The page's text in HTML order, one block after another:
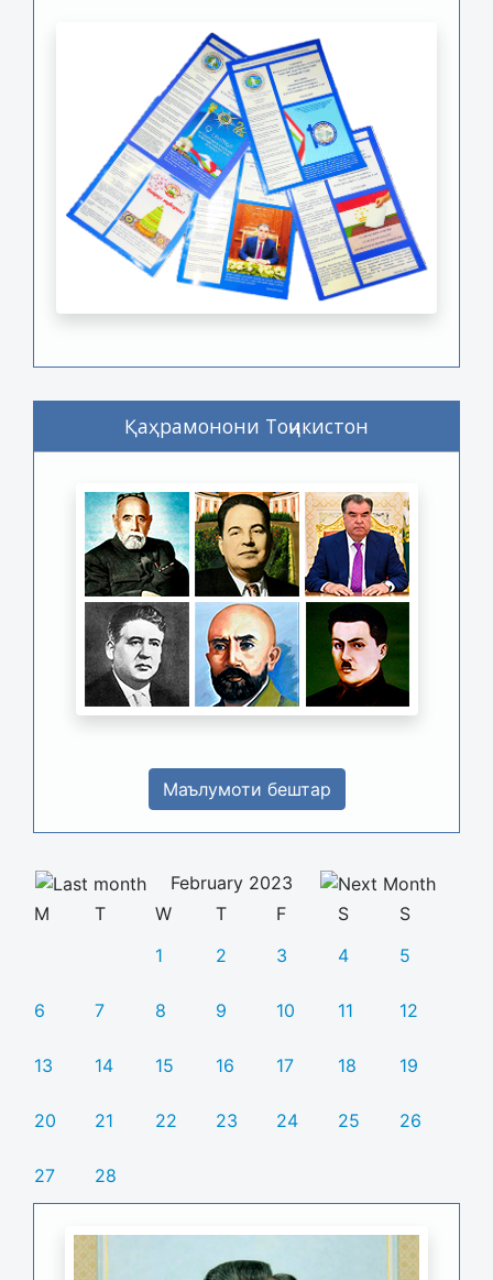
Қаҳрамонони Тоҷикистон
Маълумоти бештар
February 2023
M
T W T F S
S
1
2 3 4 5
6 7 8 9 10 11 12
13 14 15 16 17 18 19
20 21 22 23 24 25 26
27 28